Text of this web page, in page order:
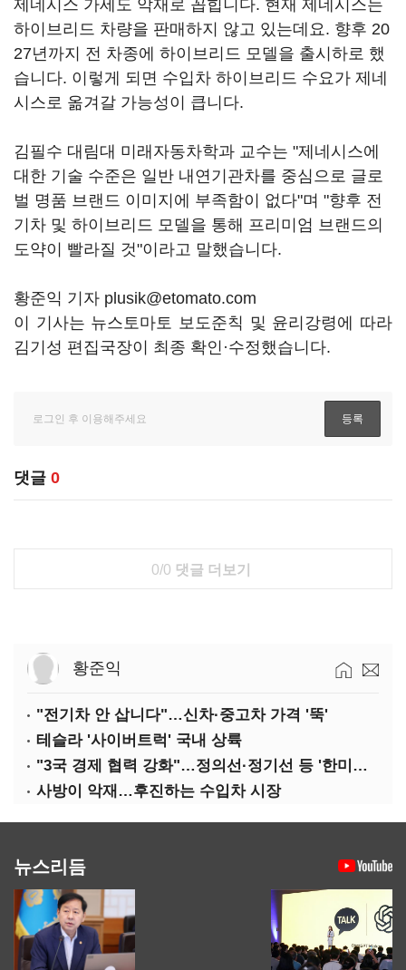
제네시스 가세도 악재로 꼽힙니다. 현재 제네시스는
하이브리드 차량을 판매하지 않고 있는데요. 향후 20
27년까지 전 차종에 하이브리드 모델을 출시하로 했
습니다. 이렇게 되면 수입차 하이브리드 수요가 제네
시스로 옮겨갈 가능성이 큽니다.
김필수 대림대 미래자동차학과 교수는 "제네시스에
대한 기술 수준은 일반 내연기관차를 중심으로 글로
벌 명품 브랜드 이미지에 부족함이 없다"며 "향후 전
기차 및 하이브리드 모델을 통해 프리미엄 브랜드의
도약이 빨라질 것"이라고 말했습니다.
황준익 기자 plusik@etomato.com
이 기사는 뉴스토마토 보도준칙 및 윤리강령에 따라
김기성 편집국장이 최종 확인·수정했습니다.
댓글 0
0/0 댓글 더보기
황준익
"전기차 안 삽니다"…신차·중고차 가격 '뚝'
테슬라 '사이버트럭' 국내 상륙
"3국 경제 협력 강화"…정의선·정기선 등 '한미일 경제대화' 참석
사방이 악재…후진하는 수입차 시장
뉴스리듬